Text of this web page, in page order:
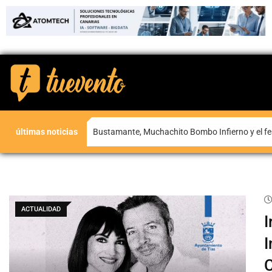
últimas noticias Bustamante, Muchachito Bombo Infierno y el
ACTUALIDAD